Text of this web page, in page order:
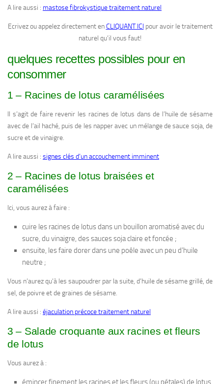
A lire aussi : mastose fibrokystique traitement naturel
Ecrivez ou appelez directement enCLIQUANT ICI pour avoir le traitement
naturel qu’il vous faut!
quelques recettes possibles pour en
consommer
1 – Racines de lotus caramélisées
Il s’agit de faire revenir les racines de lotus dans de l’huile de sésame
avec de l’ail haché, puis de les napper avec un mélange de sauce soja, de
sucre et de vinaigre.
A lire aussi : signes clés d’un accouchement imminent
2 – Racines de lotus braisées et
caramélisées
Ici, vous aurez à faire :
cuire les racines de lotus dans un bouillon aromatisé avec du
sucre, du vinaigre, des sauces soja claire et foncée ;
ensuite, les faire dorer dans une poêle avec un peu d’huile
neutre ;
Vous n’aurez qu’à les saupoudrer par la suite, d’huile de sésame grillé, de
sel, de poivre et de graines de sésame.
A lire aussi : éjaculation précoce traitement naturel
3 – Salade croquante aux racines et fleurs
de lotus
Vous aurez à :
émincer finement les racines et les fleurs (ou pétales) de lotus